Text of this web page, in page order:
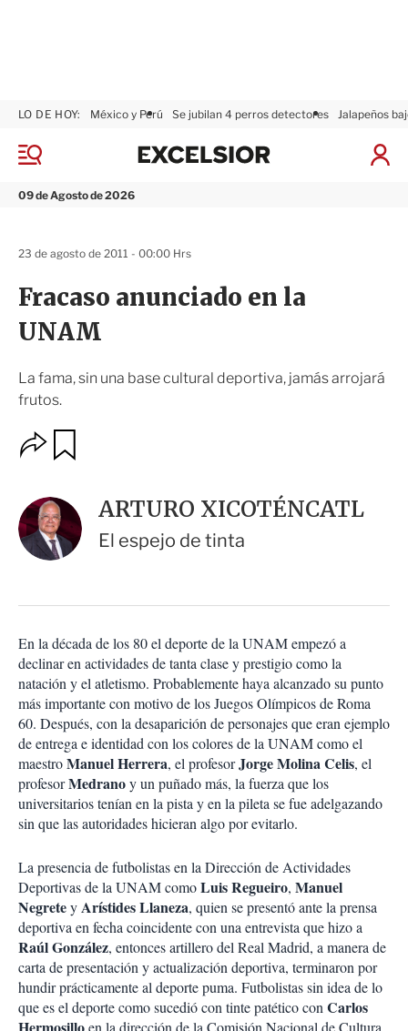
M
n
09 de Agosto de 2026
LO DE HOY: México y Perú Se jubilan 4 perros detectores Jalapeños
I
n
x
Fracaso anunciado en la
UNAM
La fama, sin una base cultural deportiva, jamás arrojará
frutos.
23 de agosto de 2011 - 00:00 Hrs
O
p
o
n
e
s
c
m
p
a
t
i
r
a
r
ARTURO XICOTÉNCATL
El espejo de tinta
En la década de los 80 el deporte de la UNAM empezó a
declinar en actividades de tanta clase y prestigio como la
natación y el atletismo. Probablemente haya alcanzado su punto
más importante con motivo de los Juegos Olímpicos de Roma
60. Después, con la desaparición de personajes que eran ejemplo
de entrega e identidad con los colores de la UNAM como el
maestroManuel Herrera, el profesorJorge Molina Celis, el
profesorMedranoy un puñado más, la fuerza que los
universitarios tenían en la pista y en la pileta se fue adelgazando
sin que las autoridades hicieran algo por evitarlo.
La presencia de futbolistas en la Dirección de Actividades
Deportivas de la UNAM comoLuis Regueiro, Manuel
NegreteyArístides Llaneza, quien se presentó ante la prensa
deportiva en fecha coincidente con una entrevista que hizo a
Raúl González, entonces artillero del Real Madrid, a manera de
carta de presentación y actualización deportiva, terminaron por
hundir prácticamente al deporte puma. Futbolistas sin idea de lo
que es el deporte como sucedió con tinte patético con Carlos
en la dirección de la Comisión Nacional de Cultura